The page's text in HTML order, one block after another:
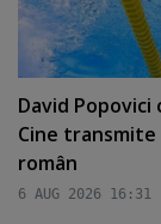
David Popovici
Cine
român
6 AUG 2026 16:31